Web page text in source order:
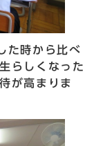
た時から比べ
らしくなった
が高まりま